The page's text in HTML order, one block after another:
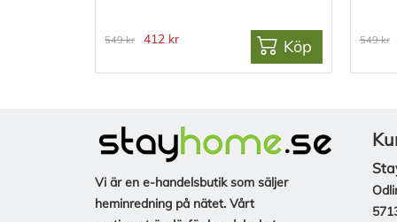
549 kr 412 kr Köp 549 kr
Vi är en e-handelsbutik som säljer
heminredning på nätet. Vårt